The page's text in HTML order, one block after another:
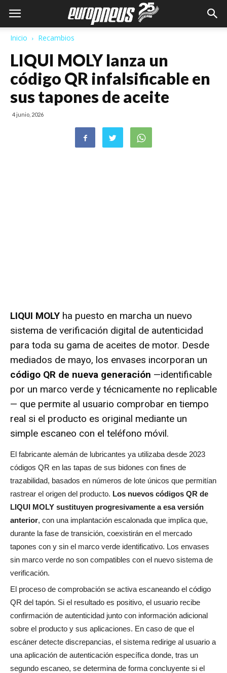
Inicio Recambios
LIQUI MOLY lanza un
código QR infalsificable en
sus tapones de aceite
4 junio, 2026
LIQUI MOLY ha puesto en marcha un nuevo
sistema de verificación digital de autenticidad
para toda su gama de aceites de motor. Desde
mediados de mayo, los envases incorporan un
código QR de nueva generación —identificable
por un marco verde y técnicamente no replicable
— que permite al usuario comprobar en tiempo
real si el producto es original mediante un
simple escaneo con el teléfono móvil.
El fabricante alemán de lubricantes ya utilizaba desde 2023
códigos QR en las tapas de sus bidones con fines de
trazabilidad, basados en números de lote únicos que permitían
rastrear el origen del producto. Los nuevos códigos QR de
LIQUI MOLY sustituyen progresivamente a esa versión
anterior, con una implantación escalonada que implica que,
durante la fase de transición, coexistirán en el mercado
tapones con y sin el marco verde identificativo. Los envases
sin marco verde no son compatibles con el nuevo sistema de
verificación.
El proceso de comprobación se activa escaneando el código
QR del tapón. Si el resultado es positivo, el usuario recibe
confirmación de autenticidad junto con información adicional
sobre el producto y sus aplicaciones. En caso de que el
escáner detecte discrepancias, el sistema redirige al usuario a
una aplicación de autenticación específica donde, tras un
segundo escaneo, se determina de forma concluyente si el